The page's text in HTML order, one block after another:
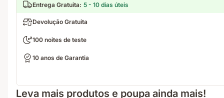
Entrega Gratuita: 5 - 10 dias úteis
Devolução Gratuita
100 noites de teste
10 anos de Garantia
Leva mais produtos e poupa ainda mais!